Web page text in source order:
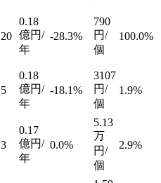
20
0.18
億円/
年
-28.3%
790
円/
個
100.0%
5
0.18
億円/
年
-18.1%
3107
円/
個
1.9%
3
0.17
億円/
年
0.0%
5.13
万
円/
個
2.9%